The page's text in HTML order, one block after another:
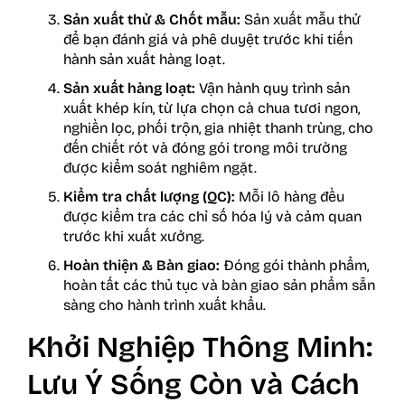
Sản xuất thử & Chốt mẫu: Sản xuất mẫu thử
để bạn đánh giá và phê duyệt trước khi tiến
hành sản xuất hàng loạt.
Sản xuất hàng loạt: Vận hành quy trình sản
xuất khép kín, từ lựa chọn cà chua tươi ngon,
nghiền lọc, phối trộn, gia nhiệt thanh trùng, cho
đến chiết rót và đóng gói trong môi trường
được kiểm soát nghiêm ngặt.
Kiểm tra chất lượng (QC): Mỗi lô hàng đều
được kiểm tra các chỉ số hóa lý và cảm quan
trước khi xuất xưởng.
Hoàn thiện & Bàn giao: Đóng gói thành phẩm,
hoàn tất các thủ tục và bàn giao sản phẩm sẵn
sàng cho hành trình xuất khẩu.
Khởi Nghiệp Thông Minh:
Lưu Ý Sống Còn và Cách